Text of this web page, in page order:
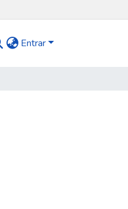
Entrar